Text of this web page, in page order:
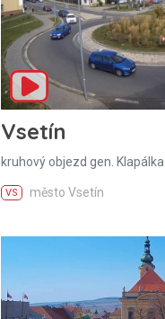
Vsetín
kruhový objezd gen. Klapálka
VS město Vsetín